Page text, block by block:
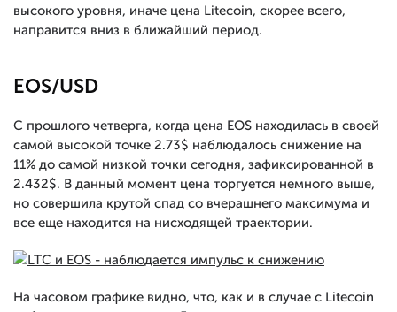
высокого уровня, иначе цена Litecoin, скорее всего,
направится вниз в ближайший период.
EOS/USD
С прошлого четверга, когда цена EOS находилась в своей
самой высокой точке 2.73$ наблюдалось снижение на
11% до самой низкой точки сегодня, зафиксированной в
2.432$. В данный момент цена торгуется немного выше,
но совершила крутой спад co вчерашнего максимума и
все еще находится на нисходящей траектории.
На часовом графике видно, что, как и в случае с Litecoin